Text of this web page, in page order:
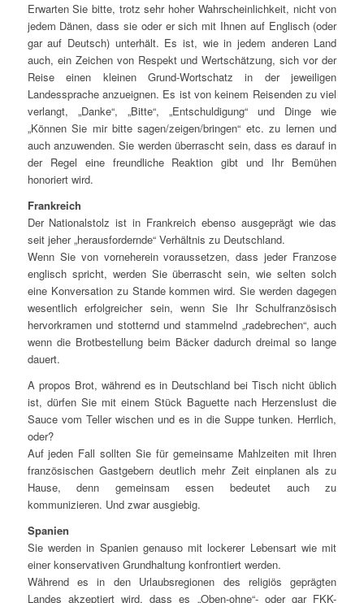
Erwarten Sie bitte, trotz sehr hoher Wahrscheinlichkeit, nicht von
jedem Dänen, dass sie oder er sich mit Ihnen auf Englisch (oder
gar auf Deutsch) unterhält. Es ist, wie in jedem anderen Land
auch, ein Zeichen von Respekt und Wertschätzung, sich vor der
Reise einen kleinen Grund-Wortschatz in der jeweiligen
Landessprache anzueignen. Es ist von keinem Reisenden zu viel
verlangt, „Danke“, „Bitte“, „Entschuldigung“ und Dinge wie
„Können Sie mir bitte sagen/zeigen/bringen“ etc. zu lernen und
auch anzuwenden. Sie werden überrascht sein, dass es darauf in
der Regel eine freundliche Reaktion gibt und Ihr Bemühen
honoriert wird.
Frankreich
Der Nationalstolz ist in Frankreich ebenso ausgeprägt wie das
seit jeher „herausfordernde“ Verhältnis zu Deutschland.
Wenn Sie von vorneherein voraussetzen, dass jeder Franzose
englisch spricht, werden Sie überrascht sein, wie selten solch
eine Konversation zu Stande kommen wird. Sie werden dagegen
wesentlich erfolgreicher sein, wenn Sie Ihr Schulfranzösisch
hervorkramen und stotternd und stammelnd „radebrechen“, auch
wenn die Brotbestellung beim Bäcker dadurch dreimal so lange
dauert.
A propos Brot, während es in Deutschland bei Tisch nicht üblich
ist, dürfen Sie mit einem Stück Baguette nach Herzenslust die
Sauce vom Teller wischen und es in die Suppe tunken. Herrlich,
oder?
Auf jeden Fall sollten Sie für gemeinsame Mahlzeiten mit Ihren
französischen Gastgebern deutlich mehr Zeit einplanen als zu
Hause, denn gemeinsam essen bedeutet auch zu
kommunizieren. Und zwar ausgiebig.
Spanien
Sie werden in Spanien genauso mit lockerer Lebensart wie mit
einer konservativen Grundhaltung konfrontiert werden.
Während es in den Urlaubsregionen des religiös geprägten
Landes akzeptiert wird, dass es „Oben-ohne“- oder gar FKK-